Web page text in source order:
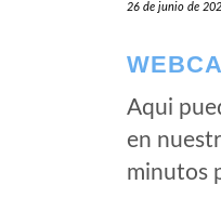
26 de junio de
Aqui
en
minutos